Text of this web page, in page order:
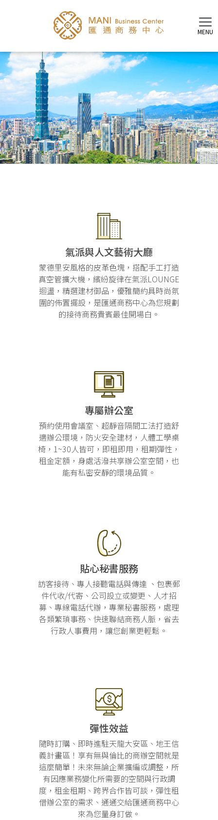
氣派與人文藝術大廳
蒙德里安風格的皮革色塊，搭配手工打造
真空管擴大機，繽紛旋律在氣派LOUNGE
迴盪，精選建材御品，優雅簡約具時尚氛
圍的佈置擺設，是匯通商務中心為您規劃
的接待商務貴賓最佳開場白。
專屬辦公室
預約使用會議室、超靜音隔間工法打造舒
適辦公環境，防火安全建材，人體工學桌
椅，1~30人皆可，即租即用，租期彈性，
租金定額，身處活潑共享辦公室空間，也
能有私密安靜的環境品質。
貼心秘書服務
訪客接待、專人接聽電話與傳達 、包裹郵
件代收/代寄、公司設立或變更、人才招
募、專線電話代辦，專業秘書服務，處理
各類繁瑣事務、快速聯結商務人脈，省去
行政人事費用，讓您創業更輕鬆。
彈性效益
隨時訂購、即時進駐天龍大安區、地王信
義計畫區！享有無與倫比的商辦空間就是
這麼簡單！未來無論企業擴編或調整，所
有因應業務變化所需要的空間與行政調
度，租金租期、跨界合作皆可談，彈性租
借辦公室的需求、通通交給匯通商務中心
來為您量身訂做。